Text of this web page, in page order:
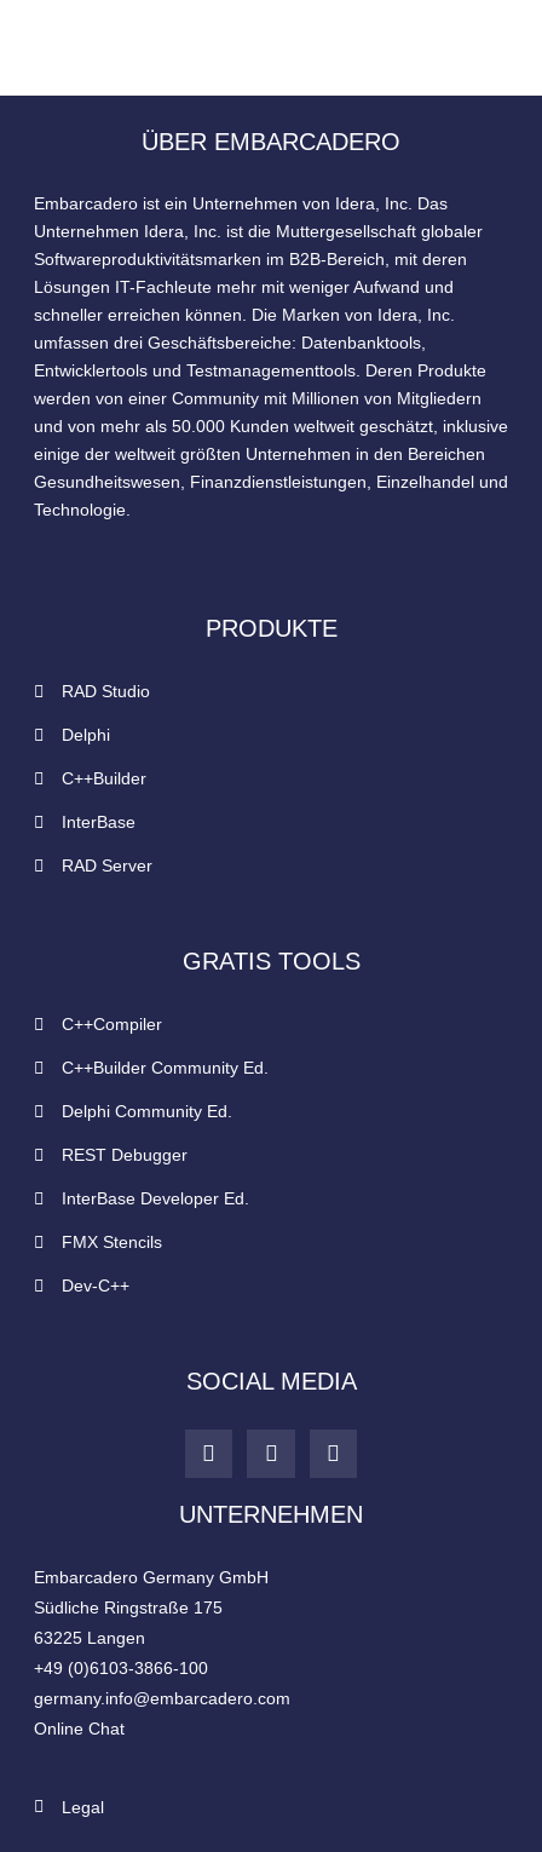
ÜBER EMBARCADERO
Embarcadero ist ein Unternehmen von Idera, Inc. Das
Unternehmen Idera, Inc. ist die Muttergesellschaft globaler
Softwareproduktivitätsmarken im B2B-Bereich, mit deren
Lösungen IT-Fachleute mehr mit weniger Aufwand und
schneller erreichen können. Die Marken von Idera, Inc.
umfassen drei Geschäftsbereiche: Datenbanktools,
Entwicklertools und Testmanagementtools. Deren Produkte
werden von einer Community mit Millionen von Mitgliedern
und von mehr als 50.000 Kunden weltweit geschätzt, inklusive
einige der weltweit größten Unternehmen in den Bereichen
Gesundheitswesen, Finanzdienstleistungen, Einzelhandel und
Technologie.
PRODUKTE
RAD Studio
Delphi
C++Builder
InterBase
RAD Server
GRATIS TOOLS
C++Compiler
C++Builder Community Ed.
Delphi Community Ed.
REST Debugger
InterBase Developer Ed.
FMX Stencils
Dev-C++
SOCIAL MEDIA
UNTERNEHMEN
Embarcadero Germany GmbH
Südliche Ringstraße 175
63225 Langen​
+49 (0)6103-3866-100
germany.info@embarcadero.com
Online Chat
Legal